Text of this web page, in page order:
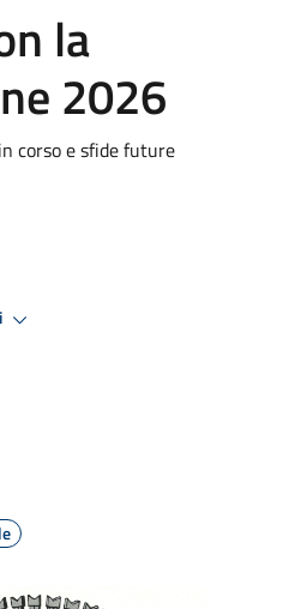
la
2026
corso e sfide future